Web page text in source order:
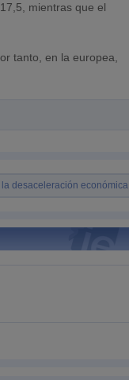
mientras que el
tanto, en la europea,
desaceleración económica